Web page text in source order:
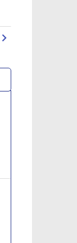
keyboard_arrow_right